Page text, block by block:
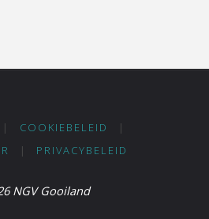
| COOKIEBELEID
|
| PRIVACYBELEID
NGV Gooiland